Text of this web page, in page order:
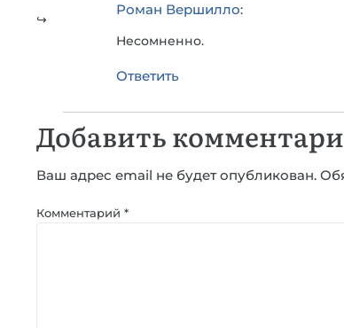
Роман Вершилло:
Несомненно.
Ответить
Добавить
Ваш адрес email не будет опубликован.
Комментарий *